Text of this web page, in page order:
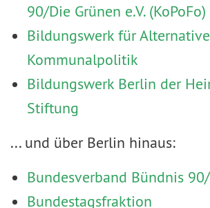
90/Die Grünen e.V. (KoPoFo)
Bildungswerk für Alternative
Kommunalpolitik
Bildungswerk Berlin der
Stiftung
... und über Berlin hinaus:
Bundesverband Bündnis
Bundestagsfraktion